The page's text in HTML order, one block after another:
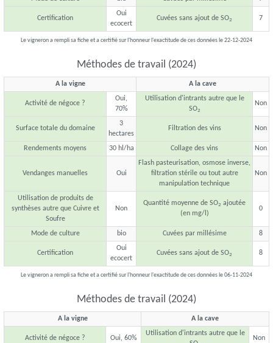
Certification
Oui
ecocert
Cuvées sans ajout de SO2 7
Le vigneron a rempli sa fiche et a certifié sur l'honneur l'exactitude de ces données le 22-12-2024
Méthodes de travail (2024)
A la vigne A la cave
Activité de négoce ?
Oui,
70%
Utilisation d'intrants autre que le
SO2
Non
Surface totale du domaine
3
hectares
Filtration des vins Non
Rendements moyens 30 hl/ha Collage des vins Non
Vendanges manuelles Oui
Flash pasteurisation, osmose inverse,
filtration stérile ou tout autre
manipulation technique
Non
Utilisation de produits de
synthèses autre que Cuivre et
Soufre
Non
Quantité moyenne de SO2 ajoutée
(en mg/l)
0
Mode de culture bio Cuvées par millésime 8
Certification
Oui
ecocert
Cuvées sans ajout de SO2 8
Le vigneron a rempli sa fiche et a certifié sur l'honneur l'exactitude de ces données le 06-11-2024
Méthodes de travail (2024)
A la vigne A la cave
Activité de négoce ? Oui, 60%
Utilisation d'intrants autre que le
Non